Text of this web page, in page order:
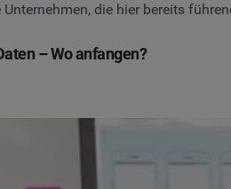
die hier bereits
– Wo anfangen?